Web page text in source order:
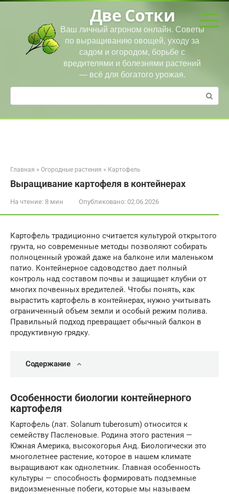
Перейти
Две Сотки
Ваш личный агроном онлайн. Советы
по выращиванию овощей, уходу за
садом и огородом, борьбе с
вредителями и болезнями растений
— всё для богатого урожая.
Поиск:
Главная » Огородные растения » Картофель
Выращивание картофеля в контейнерах
На чтение: 8 мин Опубликовано: 02.06.2026
Картофель традиционно считается культурой открытого
грунта, но современные методы позволяют собирать
полноценный урожай даже на балконе или маленьком
патио. Контейнерное садоводство дает полный
контроль над составом почвы и защищает клубни от
многих почвенных вредителей. Чтобы понять, как
вырастить картофель в контейнерах, нужно учитывать
ограниченный объем земли и особый режим полива.
Правильный подход превращает обычный балкон в
продуктивную грядку.
Содержание
Особенности биологии контейнерного
картофеля
Картофель (лат. Solanum tuberosum) относится к
семейству Пасленовые. Родина этого растения —
Южная Америка, высокогорья Анд. Биологически это
многолетнее растение, которое в нашем климате
выращивают как однолетник. Главная особенность
культуры — способность формировать подземные
видоизмененные побеги, которые мы называем